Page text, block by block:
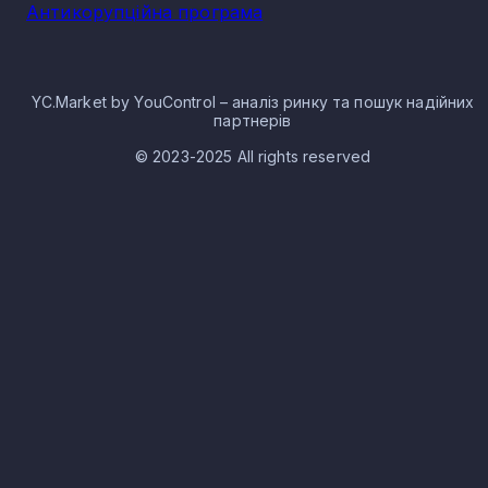
нових вкладників та створюючи нові проекти з різними
час післявоєнного відновлення держави.
Діброва: особливості галузі
Антикорупційна програма
YC.Market by YouControl – аналіз ринку та пошук надійних
партнерів
© 2023-2025 All rights reserved